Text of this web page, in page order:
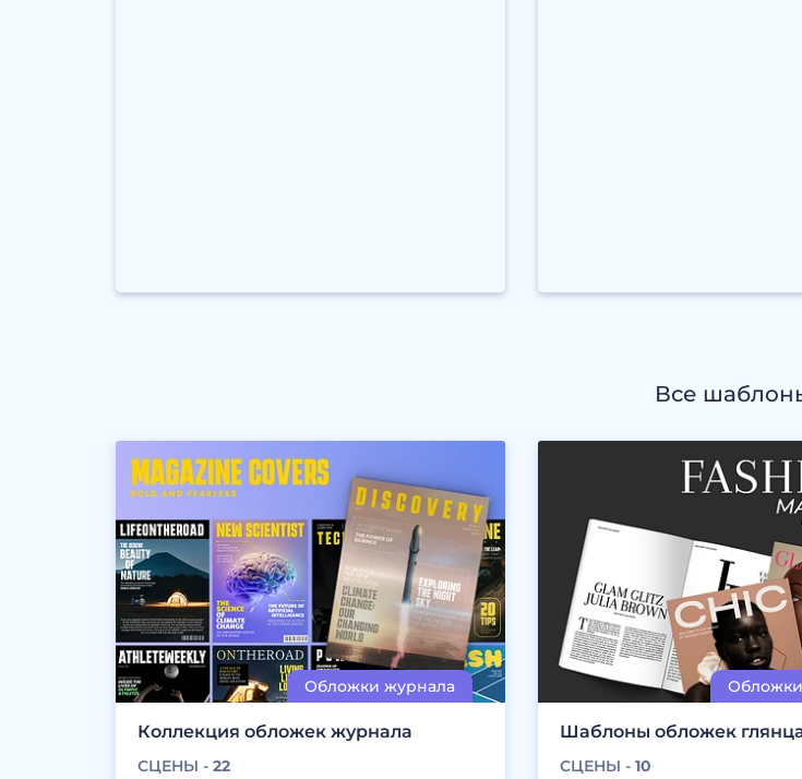
Все
Коллекция обложек журнала
СЦЕНЫ -22
Шаблоны обложек
СЦЕНЫ -10